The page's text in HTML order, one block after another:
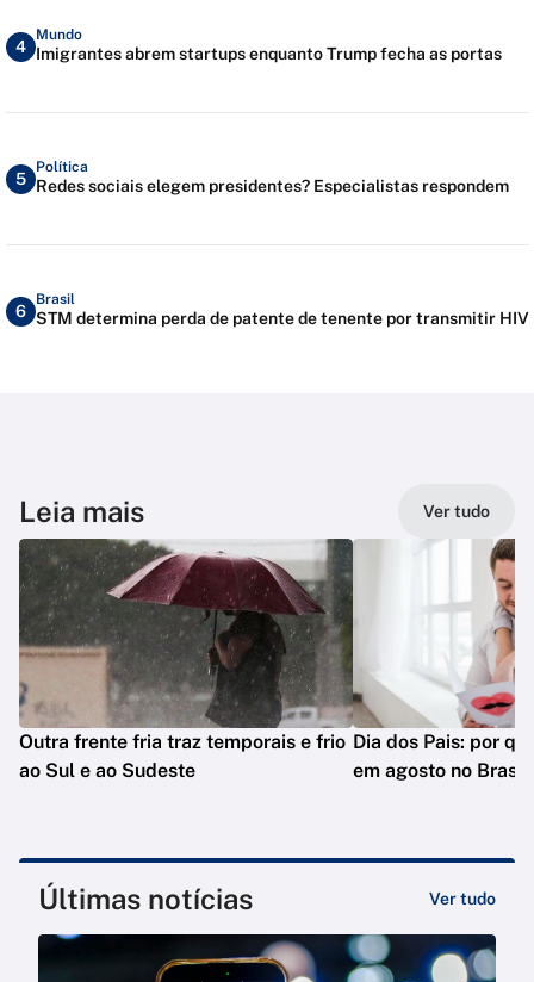
4
Mundo
Imigrantes abrem startups enquanto Trump fecha as portas
5
Política
Redes sociais elegem presidentes? Especialistas respondem
6
Brasil
STM determina perda de patente de tenente por transmitir HIV
Leia mais Ver tudo
Outra frente fria traz temporais e frio
ao Sul e ao Sudeste
Dia dos Pais: por
em agosto no
Últimas notícias Ver tudo